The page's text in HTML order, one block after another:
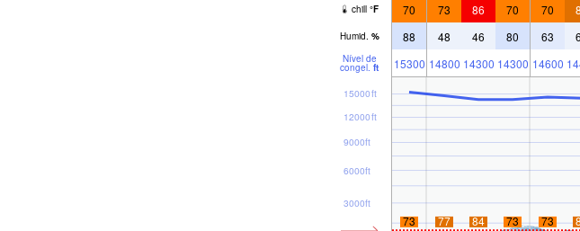
chill °F 70 73 86 70 70
Humid. % 88 48 46 80 63
Nível de
congel. ft 15300 14800 14300 14300 14600
3000ft
6000ft
9000ft
12000ft
15000ft
73 77 84 73 73